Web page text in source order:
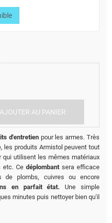
AJOUTER AU PANIER
d'entretienpour les armes. Très
les produits Armistol peuvent tout
utilisent les mêmes matériaux
etc. Ce déplombant sera efficace
de plombs, cuivres ou encore
en parfait état. Une simple
minutes puis nettoyer bien qu'il